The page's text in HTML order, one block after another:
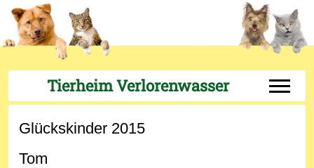
Tierheim Verlorenwasser Off-
Glückskinder 2015
Tom